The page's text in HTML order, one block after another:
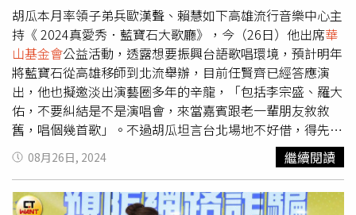
胡瓜本月率領子弟兵歐漢聲、賴慧如下高雄流行音樂中心主
持《 2024真愛秀．藍寶石大歌廳》，今（26日）他出席華
山基金會公益活動，透露想要振興台語歌唱環境，預計明年
將藍寶石從高雄移師到北流舉辦，目前任賢齊已經答應演
出，他也擬邀淡出演藝圈多年的辛龍，「包括李宗盛、羅大
佑，不要糾結是不是演唱會，來當嘉賓跟老一輩朋友敘敘
舊，唱個幾首歌」。不過胡瓜坦言台北場地不好借，得先借
到場地，才有辦法敲藝人，好在任賢齊已經點頭加入，他也
盼透過任賢齊邀請更多周邊的歌手。胡瓜更透露有向辛龍提
及此事，對方表示會考慮，「辛龍狀態很好，帶小孩。他對
電視還是有點害怕，我會慢慢跟他聊，如果大家玩舞台秀，
08月26日, 2024 繼續閱讀